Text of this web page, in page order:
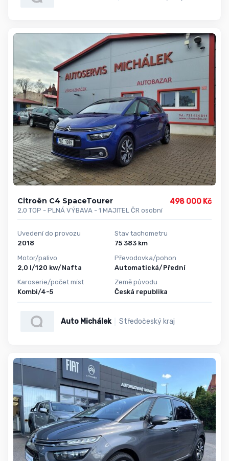
Citroën C4 SpaceTourer
2,0 TOP - PLNÁ VÝBAVA - 1 MAJITEL ČR osobní
498 000 Kč
Uvedení do provozu
2018
Motor/palivo
2,0 l/120 kw/Nafta
Karoserie/počet míst
Kombi/4-5
Stav tachometru
75 383 km
Převodovka/pohon
Automatická/Přední
Země původu
Česká republika
Auto Michálek Středočeský kraj